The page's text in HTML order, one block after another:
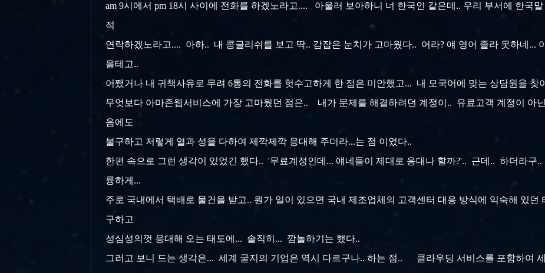
am 9시에서 pm 18시 사이에 전화를 하겠노라고.... 아울러 보아하니 너 한국인 같은데.. 우리 부서에 한국
적
연락하겠노라고.... 아하.. 내 콩글리쉬를 보고 딱.. 감잡은 눈치가 고마웠다.. 어라? 얘 영어 졸라 못하네...
을테고..
어쨌거나 내 귀책사유로 무려 6통의 전화를 헛수고하게 한 점은 미안했고... 내 모국어에 맞는 상담원을 찾
무엇보다 아마존웹서비스에 가장 고마웠던 점은.. 내가 문제를 해결하려던 계정이.. 유료고객 계정이 아
음에도
불구하고 저렇게 열과 성을 다하여 제깍제깍 응대해 주더라...는 점 이었다..
한편 속으로 그런 생각이 있었긴 했다.. '무료계정인데... 얘네들이 제대로 응대나 할까?'.. 근데.. 하더라구..
륭하게...
주로 국내에서 택배로 물건을 받고.. 뭔가 일이 있으면 국내 제조업체의 고객센터 대응 방식에 익숙해 있
구하고
성심성의껏 응대해 오는 태도에... 솔직히... 깜놀하기는 했다..
그러고 보니 드는 생각은... 세계 굴지의 기업은 역시 다르구나.. 하는 점.. 클라우딩 서비스를 포함하여